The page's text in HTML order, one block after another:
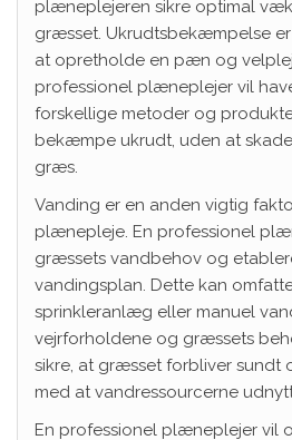
plæneplejeren sikre optimal
græsset. Ukrudtsbekæmpelse
at opretholde en pæn og
professionel plæneplejer vil
forskellige metoder og
bekæmpe ukrudt, uden at
græs.
Vanding er en anden vigtig
plænepleje. En professionel
græssets vandbehov og
vandingsplan. Dette kan
sprinkleranlæg eller manuel
vejrforholdene og græssets
sikre, at græsset forbliver sundt
med at vandressourcerne
En professionel plæneplejer vil